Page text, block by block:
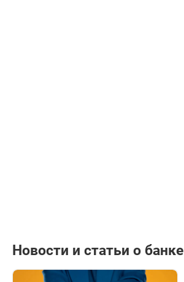
Новости и статьи о банке